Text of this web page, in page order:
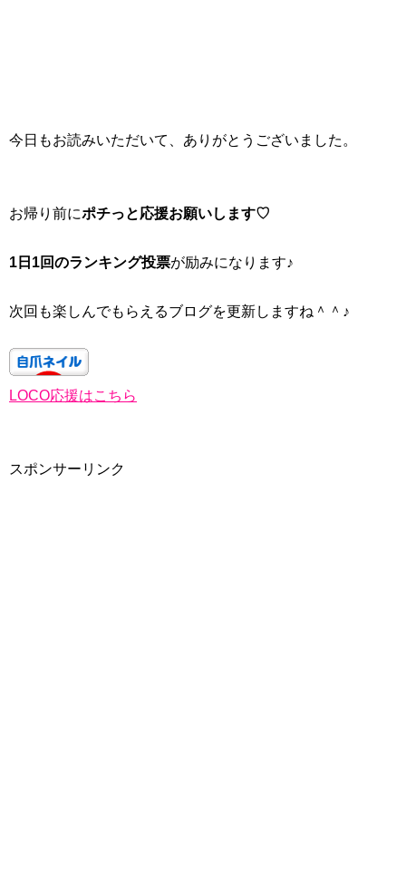
今日もお読みいただいて、ありがとうございました。
お帰り前にポチっと応援お願いします♡
1日1回のランキング投票が励みになります♪
次回も楽しんでもらえるブログを更新しますね＾＾♪
LOCO応援はこちら
スポンサーリンク